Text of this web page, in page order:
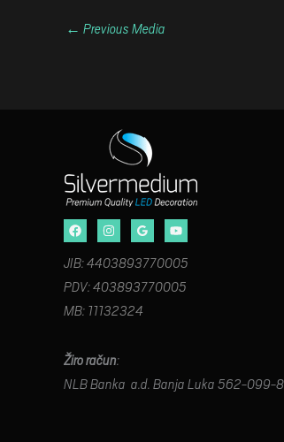
← Previous Media
JIB: 4403893770005
PDV: 403893770005
MB: 11132324
Žiro račun:
NLB Banka a.d. Banja Luka 562-099-